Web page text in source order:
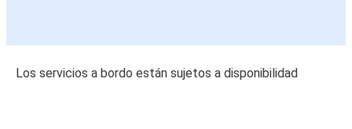
Los servicios a bordo están sujetos a disponibilidad